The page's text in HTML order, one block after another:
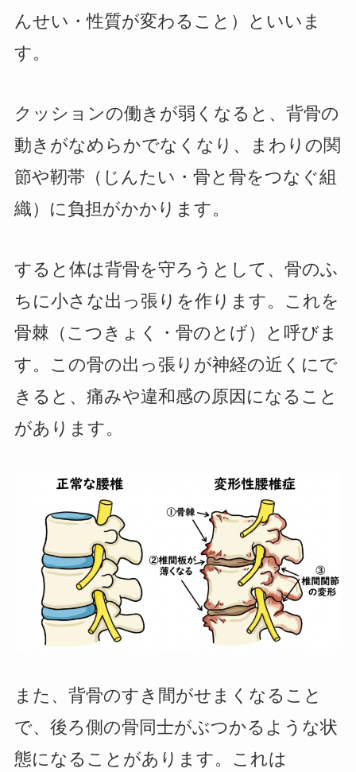
んせい・性質が変わること）といいま
す。
クッションの働きが弱くなると、背骨の
動きがなめらかでなくなり、まわりの関
節や靭帯（じんたい・骨と骨をつなぐ組
織）に負担がかかります。
すると体は背骨を守ろうとして、骨のふ
ちに小さな出っ張りを作ります。これを
骨棘（こつきょく・骨のとげ）と呼びま
す。この骨の出っ張りが神経の近くにで
きると、痛みや違和感の原因になること
があります。
また、背骨のすき間がせまくなること
で、後ろ側の骨同士がぶつかるような状
態になることがあります。これは